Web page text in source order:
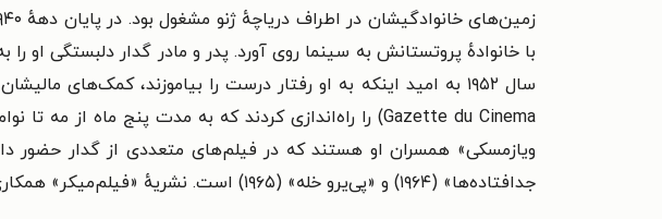
زمین‌های خانوادگیشان در اطراف دریاچهٔ ژنو مشغول بود. در پایان
با خانوادهٔ پروتستانش به سینما روی آورد. پدر و مادر گدار دلبستگی او را
Gazette du Cinema) را راه‌اندازی کردند که به مدت پنج ماه از مه تا نوامبر ۱۹۵۰ منتشر شد.
جدافتاده‌ها» (۱۹۶۴) و «پی‌یرو خله» (۱۹۶۵) است. نشریهٔ «فیلم‌میکر» همکاری این دو را یکی از تأثیرگذارترین همکاری‌های تاریخ سینما دانسته است.